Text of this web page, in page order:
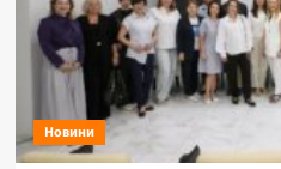
Новини